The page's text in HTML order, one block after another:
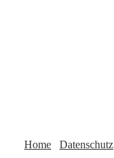
Home Datenschutz